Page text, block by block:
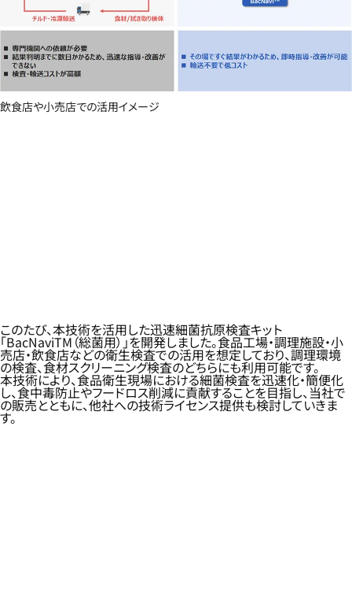
飲食店や小売店での活用イメージ
このたび、本技術を活用した迅速細菌抗原検査キット
「BacNaviTM（総菌用）」を開発しました。食品工場・調理施設・小
売店・飲食店などの衛生検査での活用を想定しており、調理環境
の検査、食材スクリーニング検査のどちらにも利用可能です。
本技術により、食品衛生現場における細菌検査を迅速化・簡便化
し、食中毒防止やフードロス削減に貢献することを目指し、当社で
の販売とともに、他社への技術ライセンス提供も検討していきま
す。